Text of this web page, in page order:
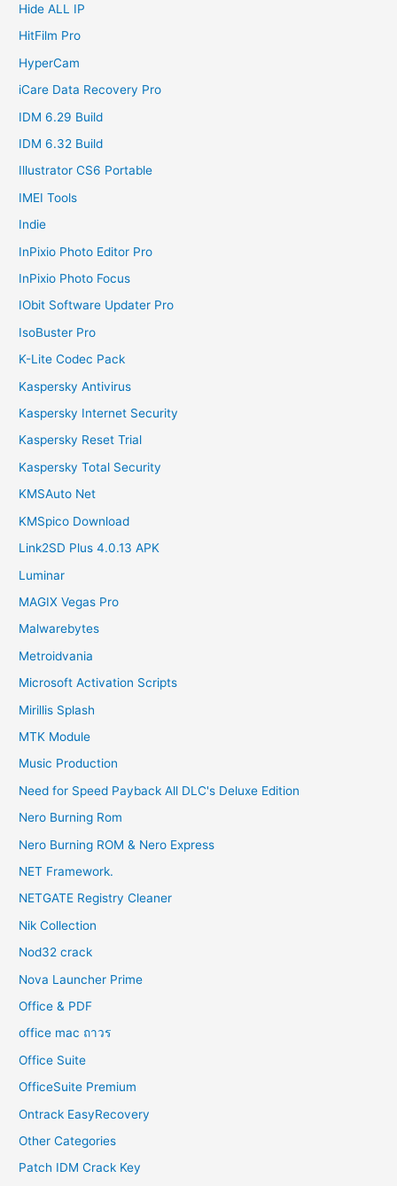
Hide ALL IP
HitFilm Pro
HyperCam
iCare Data Recovery Pro
IDM 6.29 Build
IDM 6.32 Build
Illustrator CS6 Portable
IMEI Tools
Indie
InPixio Photo Editor Pro
InPixio Photo Focus
IObit Software Updater Pro
IsoBuster Pro
K-Lite Codec Pack
Kaspersky Antivirus
Kaspersky Internet Security
Kaspersky Reset Trial
Kaspersky Total Security
KMSAuto Net
KMSpico Download
Link2SD Plus 4.0.13 APK
Luminar
MAGIX Vegas Pro
Malwarebytes
Metroidvania
Microsoft Activation Scripts
Mirillis Splash
MTK Module
Music Production
Need for Speed Payback All DLC's Deluxe Edition
Nero Burning Rom
Nero Burning ROM & Nero Express
NET Framework.
NETGATE Registry Cleaner
Nik Collection
Nod32 crack
Nova Launcher Prime
Office & PDF
office mac ถาวร
Office Suite
OfficeSuite Premium
Ontrack EasyRecovery
Other Categories
Patch IDM Crack Key